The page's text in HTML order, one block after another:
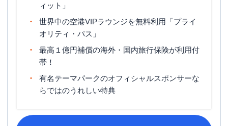
締め日・支払日
申し込み条件
20歳以上で、本人に安定継続収入のあ
必要書類
運転免許証または運転経歴証明書・マ
イナンバー（個人番号）カード・住民
ィット」
世界中の空港VIPラウンジを無料利用「プライ
オリティ・パス」
最高１億円補償の海外・国内旅行保険が利用付
帯！
有名テーマパークのオフィシャルスポンサーな
らではのうれしい特典